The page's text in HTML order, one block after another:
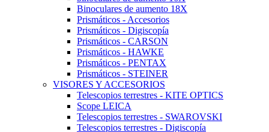
Binoculares de aumento 18X
Prismáticos - Accesorios
Prismáticos - Digiscopía
Prismáticos - CARSON
Prismáticos - HAWKE
Prismáticos - PENTAX
Prismáticos - STEINER
VISORES Y ACCESORIOS
Telescopios terrestres - KITE OPTICS
Scope LEICA
Telescopios terrestres - SWAROVSKI
Telescopios terrestres - Digiscopía